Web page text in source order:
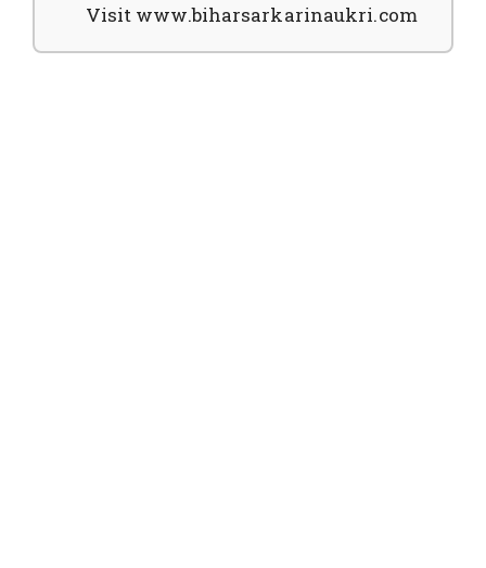
Visit www.biharsarkarinaukri.com